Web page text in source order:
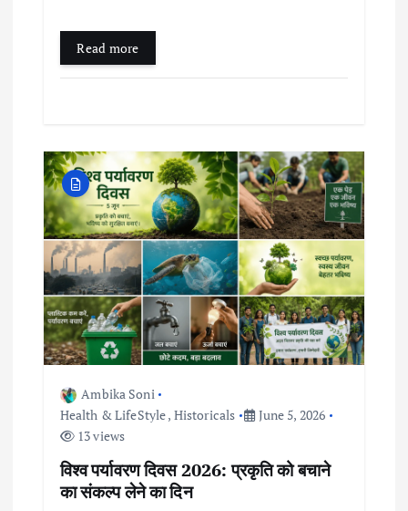
Read more
Ambika Soni
Health & LifeStyle, Historicals
June 5, 2026
13 views
विश्व पर्यावरण दिवस 2026: प्रकृति को बचाने
का संकल्प लेने का दिन